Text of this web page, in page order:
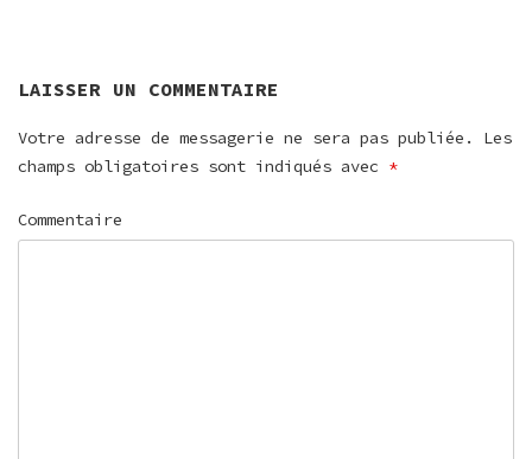
LAISSER UN COMMENTAIRE
Votre adresse de messagerie ne sera pas publiée.
Les
champs obligatoires sont indiqués avec *
Commentaire